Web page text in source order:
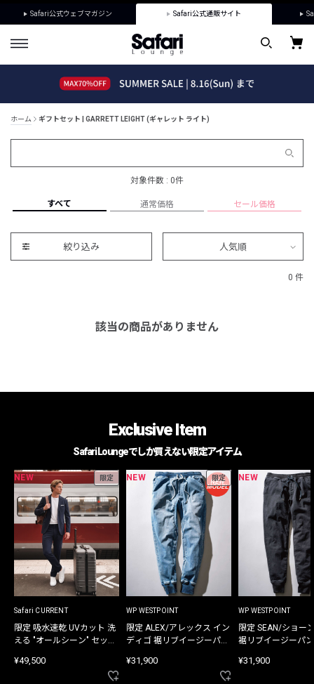
Safari公式ウェブマガジン Safari公式通販サイト
ホーム ギフトセット | GARRETT LEIGHT (ギャレット ライト)
対象件数 : 0件
すべて 通常価格 セール価格
絞り込み 人気順
0 件
該当の商品がありません
Exclusive Item
Safari Loungeでしか買えない限定アイテム
NEW 限定
Safari CURRENT
限定 吸水速乾 UVカット 洗
える "オールシーン" セット
¥49,500
NEW 限定
WP WESTPOINT
限定 ALEX/アレックス イン
ディゴ 裾リブイージーパン
¥31,900
NEW
WP WESTPOINT
限定 SEAN/ショー
裾リブイージーパ
¥31,900